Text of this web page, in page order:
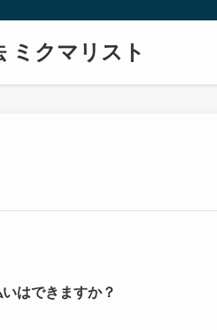
クマリスト
はできますか？